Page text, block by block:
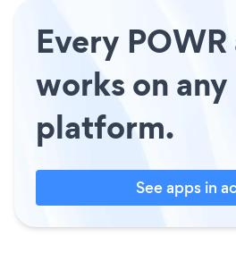
Every
works on any
platform.
See apps in